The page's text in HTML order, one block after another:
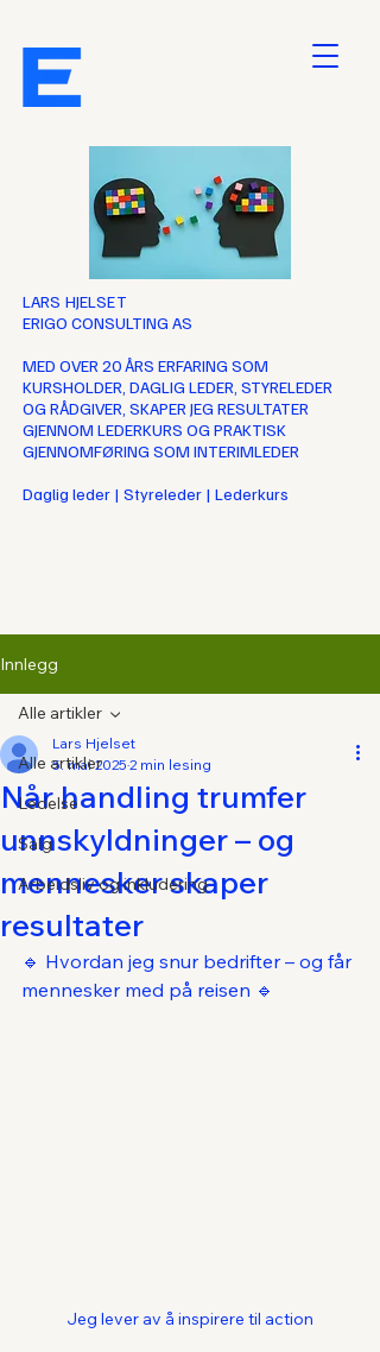
LARS HJELSET
ERIGO CONSULTING AS
MED OVER 20 ÅRS ERFARING SOM
KURSHOLDER, DAGLIG LEDER, STYRELEDER
OG RÅDGIVER, SKAPER JEG RESULTATER
GJENNOM LEDERKURS OG PRAKTISK
GJENNOMFØRING SOM INTERIMLEDER
Daglig leder | Styreleder | Lederkurs
Innlegg
Alle artikler
Ledelse
Salg
Arbeidsliv og inkludering
Alle artikler
Når handling trumfer
unnskyldninger – og
mennesker skaper
resultater
Lars Hjelset
5. mai 2025 2 min lesing
🔹 Hvordan jeg snur bedrifter – og får
mennesker med på reisen 🔹
Jeg lever av å inspirere til action